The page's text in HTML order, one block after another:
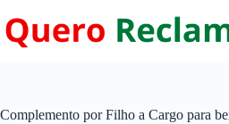
para
o
Complemento por Filho a Cargo para